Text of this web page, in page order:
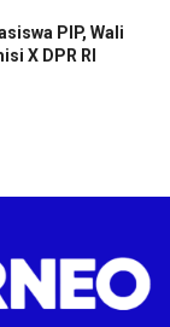
PIP, Wali
X DPR RI